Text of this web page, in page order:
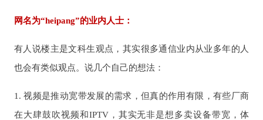
网名为“heipang”的业内人士：
有人说楼主是文科生观点，其实很多通信业内从业多年的人
也会有类似观点。说几个自己的想法：
1. 视频是推动宽带发展的需求，但真的作用有限，有些厂商
在大肆鼓吹视频和IPTV，其实无非是想多卖设备带宽，体